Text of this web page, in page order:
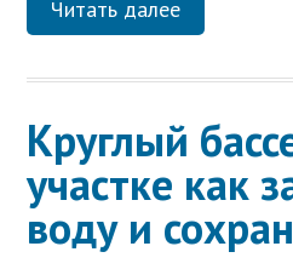
Читать далее
Круглый
участке как
воду и